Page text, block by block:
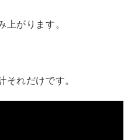
上がります。
それだけです。